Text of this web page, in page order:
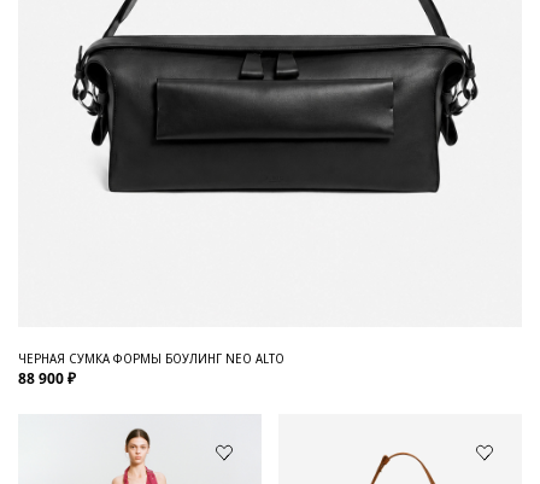
ЧЕРНАЯ СУМКА ФОРМЫ БОУЛИНГ NEO ALTO
88 900 ₽